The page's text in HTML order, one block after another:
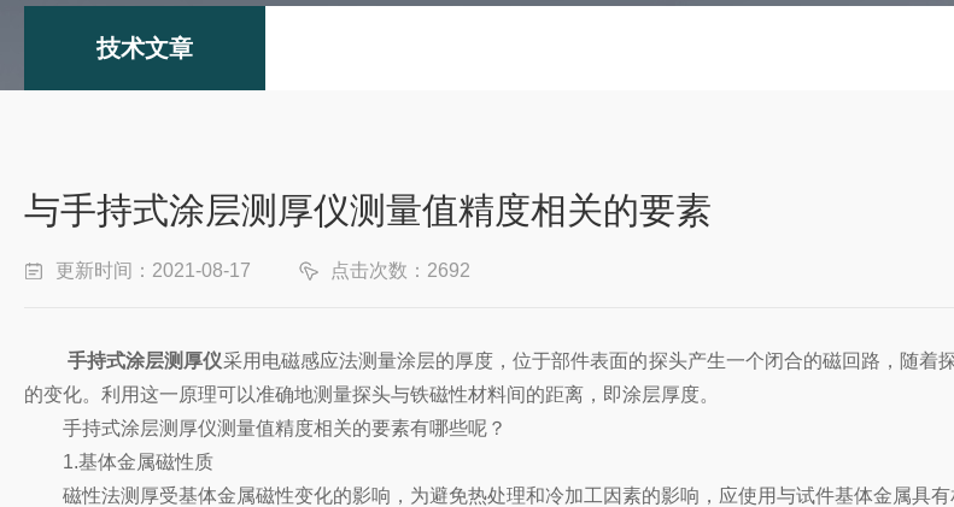
技术文章
与手持式涂层测厚仪测量值精度相关的要素
更新时间：2021-08-17 点击次数：2692
手持式涂层测厚仪采用电磁感应法测量涂层的厚度，位于部件表面的探头产生一个闭合的磁回路，随
的变化。利用这一原理可以准确地测量探头与铁磁性材料间的距离，即涂层厚度。
手持式涂层测厚仪测量值精度相关的要素有哪些呢？
1.基体金属磁性质
磁性法测厚受基体金属磁性变化的影响，为避免热处理和冷加工因素的影响，应使用与试件基体金属具有